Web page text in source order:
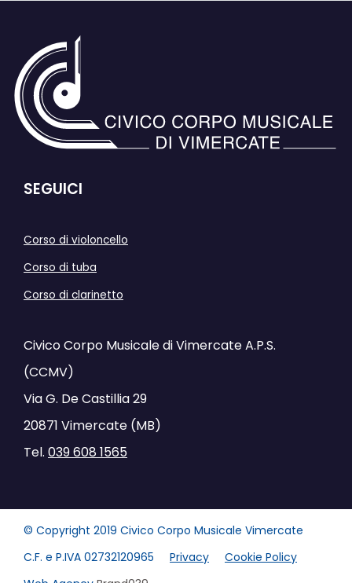
SEGUICI
Corso di violoncello
Corso di tuba
Corso di clarinetto
Civico Corpo Musicale di Vimercate A.P.S.
(CCMV)
Via G. De Castillia 29
20871 Vimercate (MB)
Tel. 039 608 1565
© Copyright 2019 Civico Corpo Musicale Vimercate
C.F. e P.IVA 02732120965
Privacy
Cookie Policy